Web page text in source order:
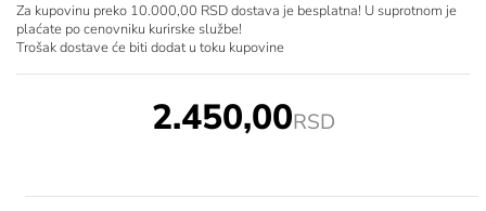
Za kupovinu preko 10.000,00 RSD dostava je besplatna! U suprotnom je
plaćate po cenovniku kurirske službe!
Trošak dostave će biti dodat u toku kupovine
2.450,00RSD